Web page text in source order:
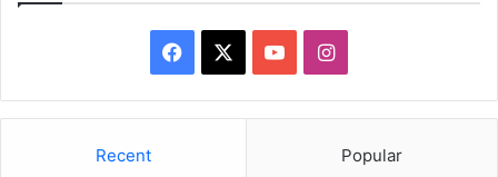
Facebook YouTubeInstagram
Recent Popular